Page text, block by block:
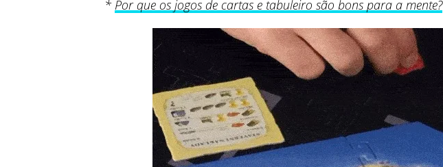
* Por que os jogos de cartas e tabuleiro são bons para a mente?